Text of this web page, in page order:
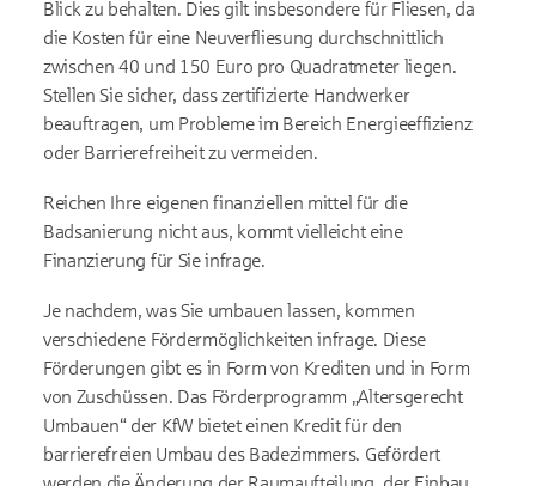
Blick zu behalten. Dies gilt insbesondere für Fliesen, da
die Kosten für eine Neuverfliesung durchschnittlich
zwischen 40 und 150 Euro pro Quadratmeter liegen.
Stellen Sie sicher, dass zertifizierte Handwerker
beauftragen, um Probleme im Bereich Energieeffizienz
oder Barrierefreiheit zu vermeiden.
Reichen Ihre eigenen finanziellen mittel für die
Badsanierung nicht aus, kommt vielleicht eine
Finanzierung für Sie infrage.
Je nachdem, was Sie umbauen lassen, kommen
verschiedene Fördermöglichkeiten infrage. Diese
Förderungen gibt es in Form von Krediten und in Form
von Zuschüssen. Das Förderprogramm „Altersgerecht
Umbauen“ der KfW bietet einen Kredit für den
barrierefreien Umbau des Badezimmers. Gefördert